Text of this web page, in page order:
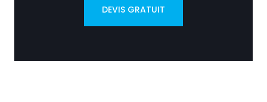
DEVIS GRATUIT